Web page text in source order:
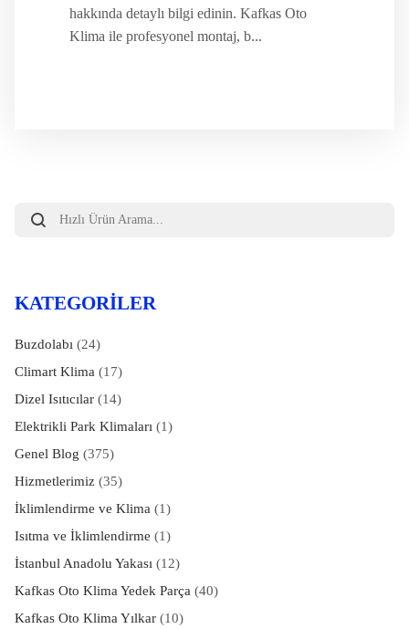
hakkında detaylı bilgi edinin. Kafkas Oto
Klima ile profesyonel montaj, b...
search
KATEGORILER
Buzdolabı(24)
Climart Klima(17)
Dizel Isıtıcılar(14)
Elektrikli Park Klimaları(1)
Genel Blog (375)
Hizmetlerimiz(35)
İklimlendirme ve Klima(1)
Isıtma ve İklimlendirme (1)
İstanbul Anadolu Yakası(12)
Kafkas Oto Klima Yedek Parça(40)
Kafkas Oto Klima Yılkar(10)